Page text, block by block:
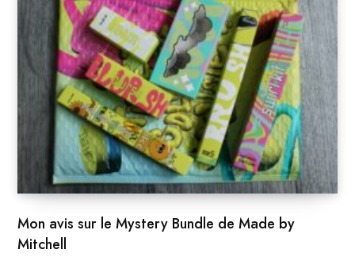
Mon avis sur le Mystery Bundle de Made by
Mitchell